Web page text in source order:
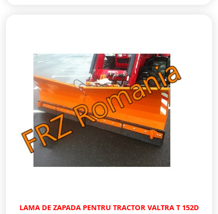
LAMA DE ZAPADA PENTRU TRACTOR VALTRA T 152D